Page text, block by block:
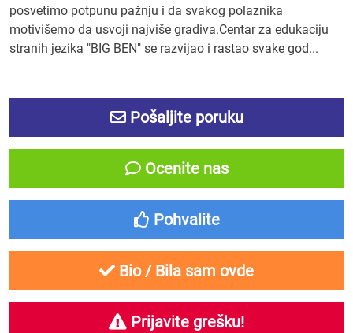
posvetimo potpunu pažnju i da svakog polaznika
motivišemo da usvoji najviše gradiva.Centar za edukaciju
stranih jezika "BIG BEN" se razvijao i rastao svake god...
Pošaljite poruku
Ocenite nas
Pohvalite
Bio / Bila sam ovde
Prijavite grešku!